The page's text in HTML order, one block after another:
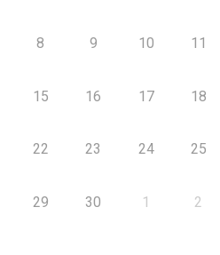
8 9 10 11
15 16 17 18
22 23 24 25
29 30 1 2